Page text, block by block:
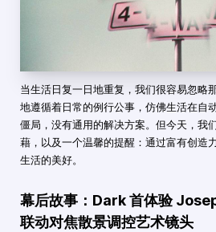
当生活日复一日地重复，我们很容易忽略
地遵循着日常的例行公事，仿佛生活在自
僵局，没有通用的解决方案。但今天，我
藉，以及一个温馨的提醒：通过富有创造
生活的美好。
幕后故事：Dark 首体验
联动对焦散景调控艺术镜头